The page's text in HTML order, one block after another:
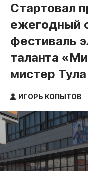
Культура
Спорт
Тульский
Тула
ДоброЦентр
Стартовал
ежегодный
фестиваль
таланта
мистер
ИГОРЬ КОПЫТОВ